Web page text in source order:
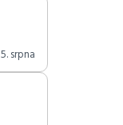
5. srpna